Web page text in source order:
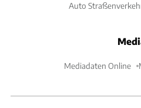
Auto
Mediadaten Online